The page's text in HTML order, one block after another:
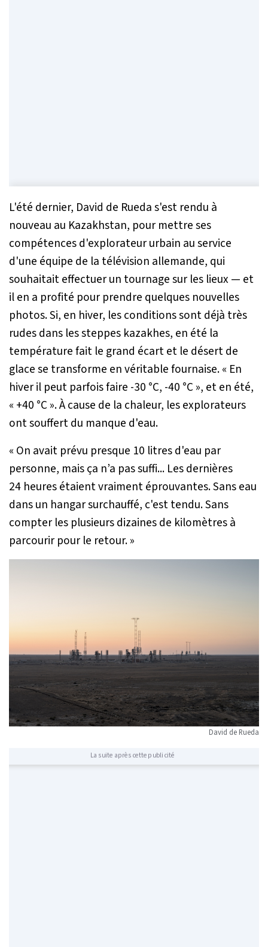
L'été dernier, David de Rueda s'est rendu à
nouveau au Kazakhstan, pour mettre ses
compétences d'explorateur urbain au service
d'une équipe de la télévision allemande, qui
souhaitait effectuer un tournage sur les lieux — et
il en a profité pour prendre quelques nouvelles
photos. Si, en hiver, les conditions sont déjà très
rudes dans les steppes kazakhes, en été la
température fait le grand écart et le désert de
glace se transforme en véritable fournaise. « En
hiver il peut parfois faire -30 °C, -40 °C », et en été,
« +40 °C ». À cause de la chaleur, les explorateurs
ont souffert du manque d'eau.
« On avait prévu presque 10 litres d'eau par
personne, mais ça n’a pas suffi... Les dernières
24 heures étaient vraiment éprouvantes. Sans eau
dans un hangar surchauffé, c'est tendu. Sans
compter les plusieurs dizaines de kilomètres à
parcourir pour le retour. »
David de Rueda
La suite après cette publicité